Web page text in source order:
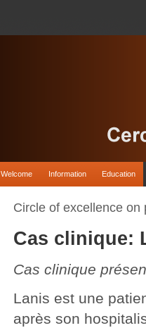
Welcome Information Education
Circle of excellence on
Cas clinique:
Cas clinique
Lanis est une
après son